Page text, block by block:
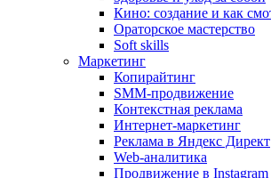
Кино: создание и как
Ораторское мастерство
Soft skills
Маркетинг
Копирайтинг
SMM-продвижение
Контекстная реклама
Интернет-маркетинг
Реклама в Яндекс Директ
Web-аналитика
Продвижение в Instagram